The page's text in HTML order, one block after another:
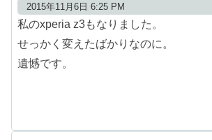
2015年11月6日 6:25 PM
私のxperia z3もなりました。
せっかく変えたばかりなのに。
遺憾です。